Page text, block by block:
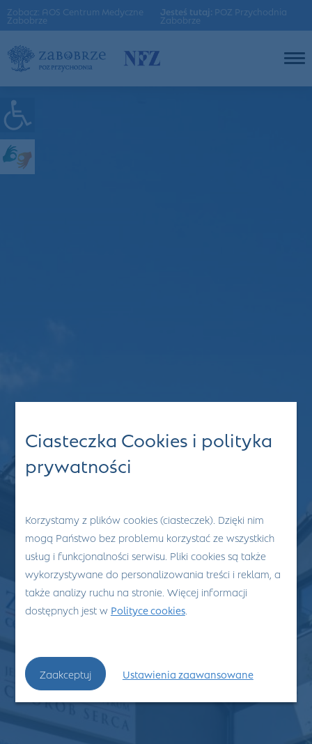
Zobacz: AOS Centrum Medyczne
Zabobrze
Jesteś tutaj: POZ Przychodnia
Zabobrze
Ciasteczka Cookies i polityka
prywatności
Korzystamy z plików cookies (ciasteczek). Dzięki nim
mogą Państwo bez problemu korzystać ze wszystkich
usług i funkcjonalności serwisu. Pliki cookies są także
wykorzystywane do personalizowania treści i reklam, a
także analizy ruchu na stronie. Więcej informacji
dostępnych jest w Polityce cookies.
Zaakceptuj Ustawienia zaawansowane